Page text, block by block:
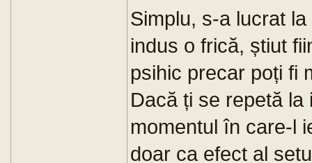
Simplu, s-a lucrat
indus o frică, știut
psihic precar poți fi
Dacă ți se repetă la
momentul în care-l
doar ca efect al